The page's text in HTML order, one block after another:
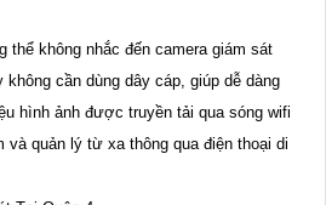
thể không nhắc đến camera giám sát
không cần dùng dây cáp, giúp dễ dàng
hình ảnh được truyền tải qua sóng wifi
và quản lý từ xa thông qua điện thoại di